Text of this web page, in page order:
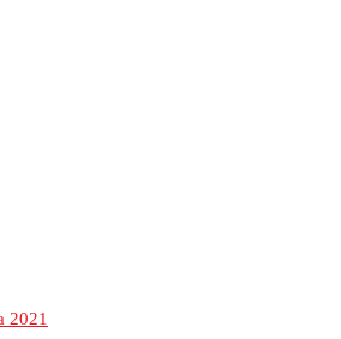
2021